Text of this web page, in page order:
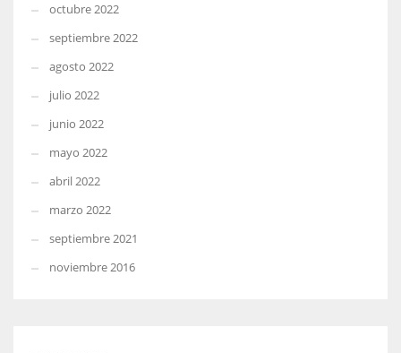
octubre 2022
septiembre 2022
agosto 2022
julio 2022
junio 2022
mayo 2022
abril 2022
marzo 2022
septiembre 2021
noviembre 2016